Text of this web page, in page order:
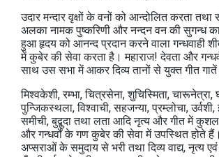
उदार मन्दार वृक्षों के वनों को आन्दोलित करता तथा
अलका नामक पुष्करिणी और नन्दन वन की सुगन्ध
हुआ हृदय को आनन्द प्रदान करने वाला गन्धवाही
में कुबेर की सेवा करता है। महाराज! देवता और
साथ उस सभा में आकर दिव्य तानों से युक्त गीत गातें
मिश्वकेशी, रम्भा, चित्रसेना, शुचिस्मिता, चारूनेत्रा,
पुन्जिकस्थला, विश्वाची, सहजन्या, प्रम्लोचा, उर्वशी,
समीची, बुद्बुदा तथा लता आदि नृत्य और गीत में
और गन्धर्वों के गण कुबेर की सेवा में उपस्थित होते
अप्सराओं के समुदाय से भरी तथा दिव्‍य वाद्य, नृत्य एवं